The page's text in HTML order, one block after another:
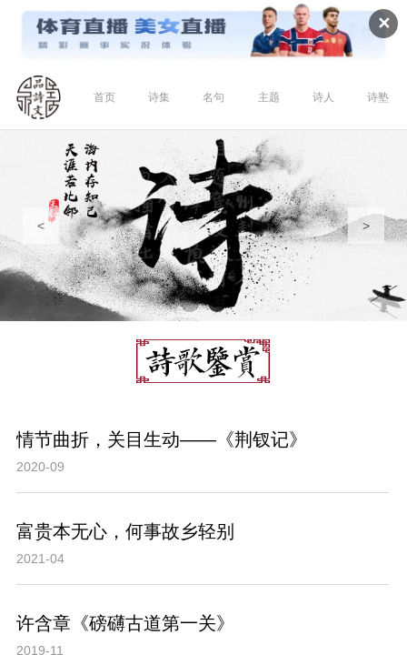
✕
首页 诗集 名句 主题 诗人 诗塾
< >
情节曲折，关目生动——《荆钗记》
2020-09
富贵本无心，何事故乡轻别
2021-04
许含章《磅礴古道第一关》
2019-11